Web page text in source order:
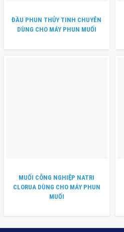
ĐẦU PHUN THỦY TINH CHUYÊN
DÙNG CHO MÁY PHUN MUỐI
MUỐI CÔNG NGHIỆP NATRI
CLORUA DÙNG CHO MÁY PHUN
MUỐI